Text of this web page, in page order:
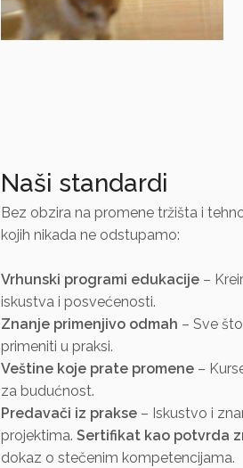
Naši standardi
Bez obzira na promene tržišta i
kojih nikada ne odstupamo:
Vrhunski programi edukacije –
iskustva i posvećenosti.
Znanje primenjivo odmah – Sve
primeniti u praksi.
Veštine koje prate promene –
za budućnost.
Predavači iz prakse – Iskustvo i
projektima. Sertifikat kao potvrda
dokaz o stečenim kompetencijama.